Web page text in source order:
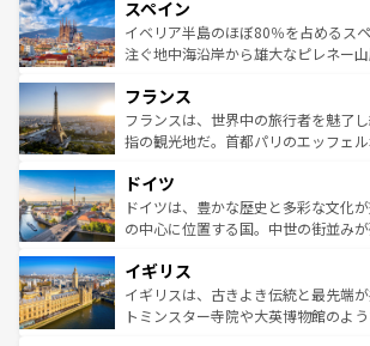
ろん、トスカーナの美しい田園風景や
景など、自然景観も見逃せない。観
ピザやパスタなど、絶品のイタリア
ませてくれるイタリアで、忘れられな
なお、新着のイタリア情報はコンテ
しい。
スペイン
イベリア半島のほぼ80％を占めるス
注ぐ地中海沿岸から雄大なピレネー
文化が根付くこの国では、情熱的なフ
れる闘牛、そして美味しいタパスが
る。首都マドリードの洗練された雰
の城塞都市、穏やかなビーチリゾート
せる。地方によって風土や気候が異
性で訪れる人を魅
フランス
フランスは、世界中の旅行者を魅了
指の観光地だ。首都パリのエッフェ
で、幅広い魅力が詰まっている。華麗
聖堂、美しいビーチ、そして豊かな
から魅了する。また、フランスは美
いる。シャンパンの発祥地であるラン
香り高いラベンダー畑など、多彩な
らに、パリ以外の地域にも魅力が溢
ドイツ
ドイツは、豊かな歴史と多彩な文化
の中心に位置する国。中世の街並み
顔を持つこの国は、どこを歩いても飽
ルリンの文化的活気、バイエルン州
してライン川沿いのワイン畑といっ
イギリス
イギリスは、古きよき伝統と最先端
トミンスター寺院や大英博物館のよ